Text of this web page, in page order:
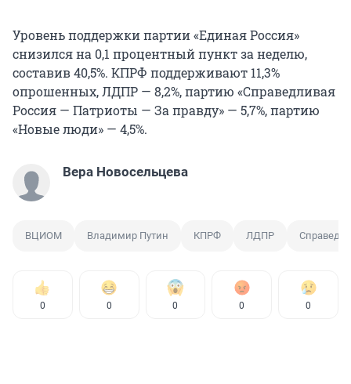
Уровень поддержки партии «Единая Россия»
снизился на 0,1 процентный пункт за неделю,
составив 40,5%. КПРФ поддерживают 11,3%
опрошенных, ЛДПР — 8,2%, партию «Справедливая
Россия — Патриоты — За правду» — 5,7%, партию
«Новые люди» — 4,5%.
Вера Новосельцева
ВЦИОМ Владимир Путин КПРФ ЛДПР
0 0 0 0 0